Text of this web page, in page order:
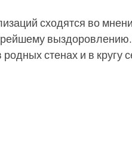
сходятся во
стенах и в кругу